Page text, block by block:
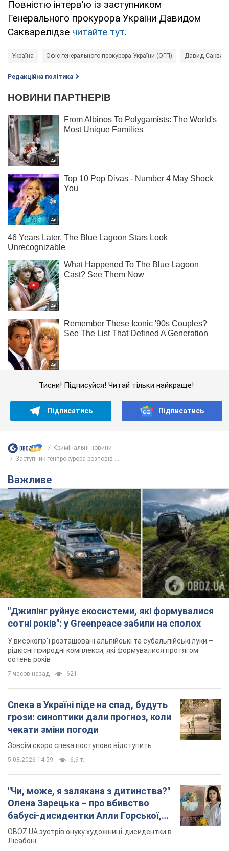
Повністю інтерв'ю із заступником
Генерального прокурора України Давидом
Сакварелідзе читайте тут.
Україна Офіс генерального прокурора України (ОГП) Давид
Редакційна політика
Тисни! Підписуйся! Читай тільки найкраще!
Підписатись Підписатись
Кримінальні новини
Заступник генпрокурора розповів ...
Важливе
"Джипінг руйнує екосистеми, які формувалися
сотні років": у Greenpeace забили на сполох
У високогір'ї розташовані альпійські та субальпійські луки –
рідкісні природні комплекси, які формувалися протягом
сотень років
7 часов назад 621
Спека в Україні піде на спад, будуть
грози: синоптики дали прогноз, коли
чекати зміни погоди
Зовсім скоро спека поступово відступить
5.08.2026 14:59 6,6 т.
"Чи, може, я залякана з дитинства?"
Олена Зарецька – про вбивство
бабусі-дисидентки Алли Горської,
критику Дмитра Стуса та втечу в
Португалію з 5 дітьми
OBOZ.UA зустрів онуку художниці-дисидентки в
Лісабоні